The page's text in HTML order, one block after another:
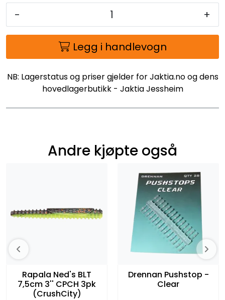
- +
Legg i handlevogn
NB: Lagerstatus og priser gjelder for Jaktia.no og dens
hovedlagerbutikk - Jaktia Jessheim
Andre kjøpte også
Rapala Ned's BLT
7,5cm 3'' CPCH 3pk
(CrushCity)
Drennan Pushstop -
Clear